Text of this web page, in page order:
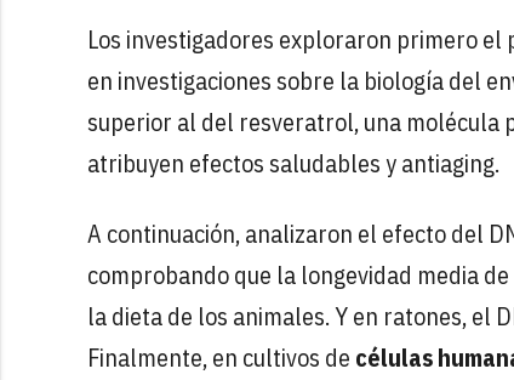
Los investigadores exploraron primero el
en investigaciones sobre la biología del
superior al del resveratrol, una molécula
atribuyen efectos saludables y antiaging.
A continuación, analizaron el efecto del
comprobando que la longevidad media
la dieta de los animales. Y en ratones, el
Finalmente, en cultivos de células